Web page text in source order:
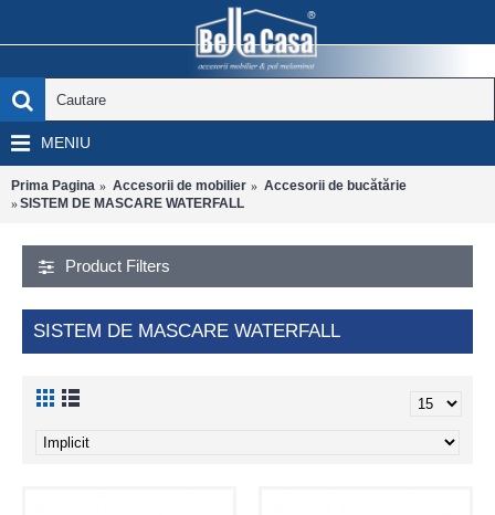
MENIU
Prima Pagina Accesorii de mobilier
Accesorii de bucătărie
SISTEM DE MASCARE WATERFALL
Product Filters
SISTEM DE MASCARE WATERFALL